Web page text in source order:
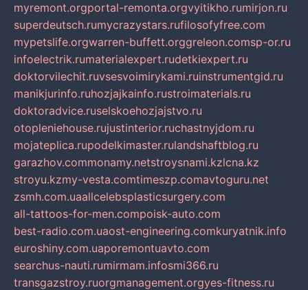
myremont.orgportal-remonta.orgvyitikho.rumirjon.ru
superdeutsch.rumycrazystars.rufilosofyfree.com
mypetslife.orgwarren-buffett.orggreleon.comsp-or.ru
infoelectrik.rumaterialexpert.rudetkiexpert.ru
doktorvilechit.ruvsesvoimirykami.ruinstrumentgid.ru
manikjurinfo.ruhozjajkainfo.rustroimaterials.ru
doktoradvice.ruselskoehozjajstvo.ru
otopleniehouse.rujustinterior.ruchastnyjdom.ru
mojateplica.rupodelkimaster.rulandshaftblog.ru
garazhov.commonamy.netstroysnami.kzlcna.kz
stroyu.kzmy-vesta.comtimeszp.comavtoguru.net
zsmh.com.uaallcelebsplasticsurgery.com
all-tattoos-for-men.compoisk-auto.com
best-radio.com.uaost-engineering.comkuryatnik.info
euroshiny.com.uaporemontuavto.com
searchus-nauti.rumirmam.infosmi366.ru
transgazstroy.ruorgmanagement.orgyes-fitness.ru